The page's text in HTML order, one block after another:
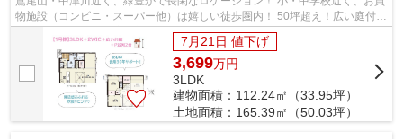
物施設（コンビニ・スーパー他）は嬉しい徒歩圏内！ 50坪超え！広い庭付き
一戸建てで、悠々自適な新生活をお...
7月21日 値下げ
3,699万円
3LDK
建物面積：112.24㎡（33.95坪）
土地面積：165.39㎡（50.03坪）